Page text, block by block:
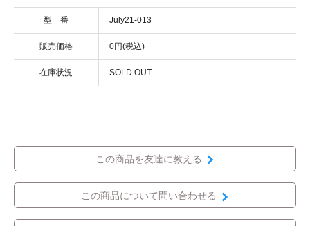
型 番 July21-013
販売価格 0円(税込)
在庫状況 SOLD OUT
この商品を友達に教える
この商品について問い合わせる